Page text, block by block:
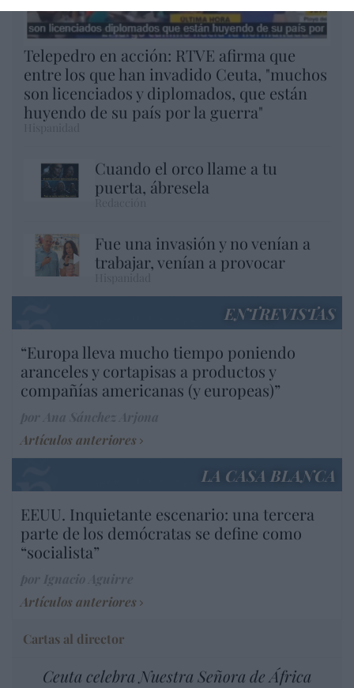
Telepedro en acción: RTVE afirma que
entre los que han invadido Ceuta, "muchos
son licenciados y diplomados, que están
huyendo de su país por la guerra"
Cuando el orco llame a tu
puerta, ábresela
Fue una invasión y no venían a
trabajar, venían a provocar
ENTREVISTAS
“Europa lleva mucho tiempo poniendo
aranceles y cortapisas a productos y
compañías americanas (y europeas)”
Artículos anteriores
LA CASA BLANCA
EEUU. Inquietante escenario: una tercera
parte de los demócratas se define como
“socialista”
Artículos anteriores
Cartas al director
Ceuta celebra Nuestra Señora de África